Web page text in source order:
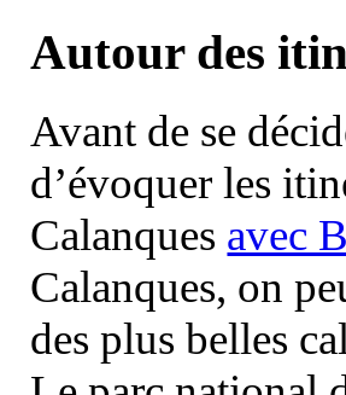
Autour des
Avant de se
d’évoquer les
Calanques avec
Calanques, on
des plus belles